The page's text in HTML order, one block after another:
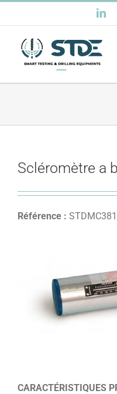
au
contenu
Scléromètre a
Référence : STDMC381
CARACTÉRISTIQUES